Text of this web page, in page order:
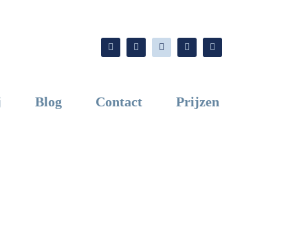
Blog Contact Prijzen